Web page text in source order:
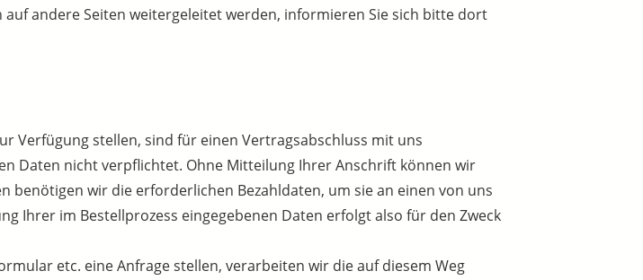
andere Seiten weitergeleitet werden, informieren Sie sich bitte dort
Verfügung stellen, sind für einen Vertragsabschluss mit uns
Daten nicht verpflichtet. Ohne Mitteilung Ihrer Anschrift können wir
benötigen wir die erforderlichen Bezahldaten, um sie an einen von uns
Ihrer im Bestellprozess eingegebenen Daten erfolgt also für den Zweck
etc. eine Anfrage stellen, verarbeiten wir die auf diesem Weg